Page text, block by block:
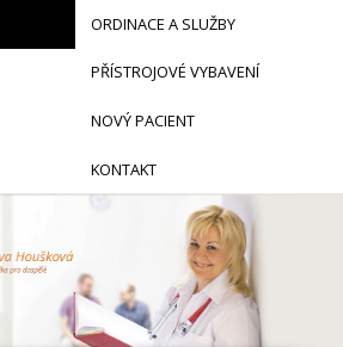
ORDINACE A SLUŽBY
PŘÍSTROJOVÉ VYBAVENÍ
NOVÝ PACIENT
KONTAKT